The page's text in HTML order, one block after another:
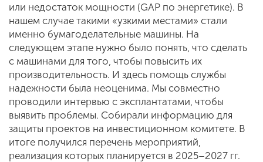
или недостаток мощности (GAP по энергетике). В
нашем случае такими «узкими местами» стали
именно бумагоделательные машины. На
следующем этапе нужно было понять, что сделать
с машинами для того, чтобы повысить их
производительность. И здесь помощь службы
надежности была неоценима. Мы совместно
проводили интервью с эксплантатами, чтобы
выявить проблемы. Собирали информацию для
защиты проектов на инвестиционном комитете. В
итоге получился перечень мероприятий,
реализация которых планируется в 2025–2027 гг.